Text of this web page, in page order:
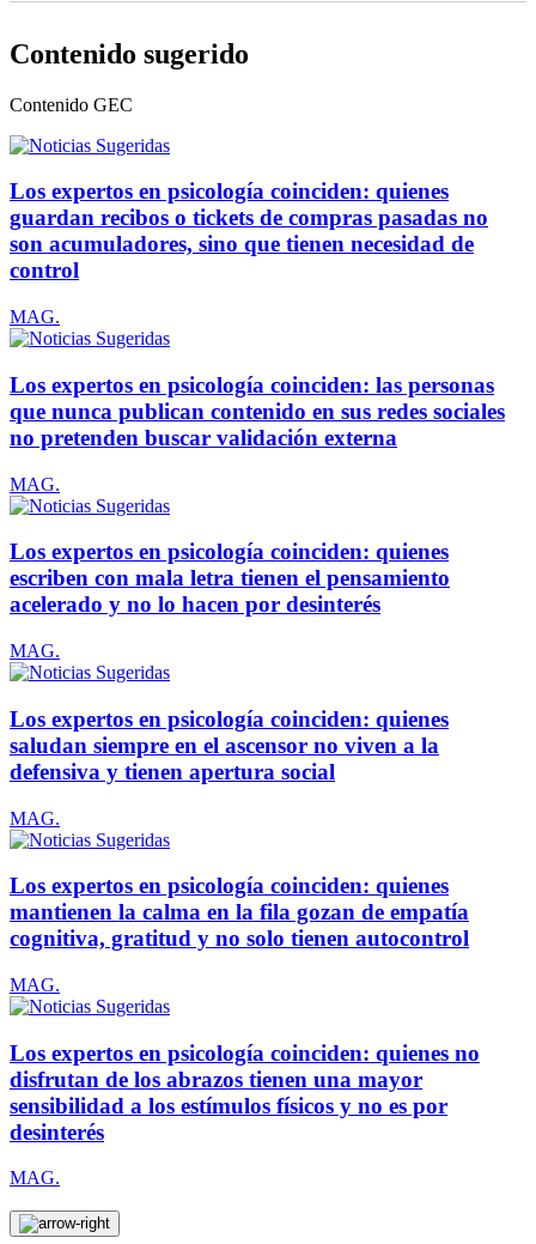
Contenido sugerido
Contenido GEC
Los expertos en psicología coinciden: quienes
guardan recibos o tickets de compras pasadas no
son acumuladores, sino que tienen necesidad de
control
MAG.
Los expertos en psicología coinciden: las personas
que nunca publican contenido en sus redes sociales
no pretenden buscar validación externa
MAG.
Los expertos en psicología coinciden: quienes
escriben con mala letra tienen el pensamiento
acelerado y no lo hacen por desinterés
MAG.
Los expertos en psicología coinciden: quienes
saludan siempre en el ascensor no viven a la
defensiva y tienen apertura social
MAG.
Los expertos en psicología coinciden: quienes
mantienen la calma en la fila gozan de empatía
cognitiva, gratitud y no solo tienen autocontrol
MAG.
Los expertos en psicología coinciden: quienes no
disfrutan de los abrazos tienen una mayor
sensibilidad a los estímulos físicos y no es por
desinterés
MAG.